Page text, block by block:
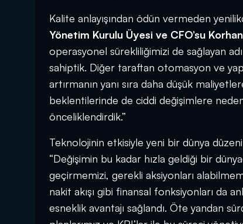
Kalite anlayışından ödün vermeden
Yönetim Kurulu Üyesi ve CFO’su
operasyonel sürekliliğimizi de sağlayan
sahiptik. Diğer taraftan otomasyon ve
artırmanın yanı sıra daha düşük
beklentilerinde de ciddi değişimlere
önceliklendirdik.”
Teknolojinin etkisiyle yeni bir dünya
“Değişimin bu kadar hızla geldiği bir
geçirmemizi, gerekli aksiyonları
nakit akışı gibi finansal fonksiyonları da
esneklik avantajı sağlandı. Öte yandan